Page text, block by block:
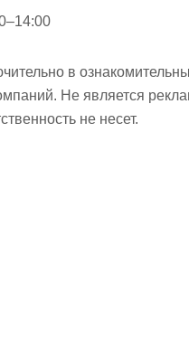
в
Не является
не несет.